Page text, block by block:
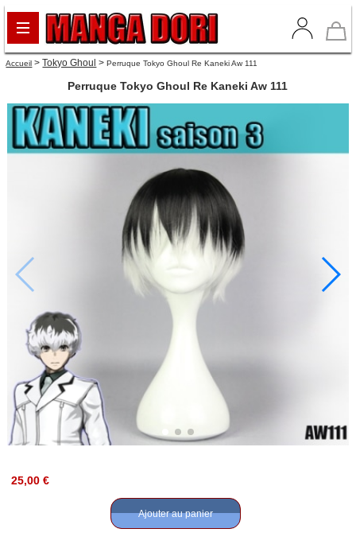
Accueil >Tokyo Ghoul >Perruque Tokyo Ghoul Re Kaneki Aw 111
Perruque Tokyo Ghoul Re Kaneki Aw 111
25,00 €
Ajouter au panier